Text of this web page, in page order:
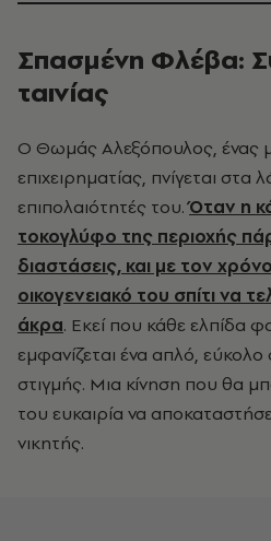
Σπασμένη Φλέβα:
ταινίας
Ο Θωμάς Αλεξόπουλος, ένας
επιχειρηματίας, πνίγεται στα
επιπολαιότητές του.Όταν η
τοκογλύφο της περιοχής
διαστάσεις, και με τον
οικογενειακό του σπίτι να
άκρα. Εκεί που κάθε ελπίδα
εμφανίζεται ένα απλό, εύκολο
στιγμής. Μια κίνηση που θα
του ευκαιρία να
νικητής.